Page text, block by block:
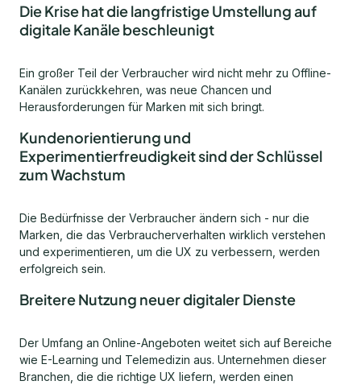
Die Krise hat die langfristige Umstellung auf
digitale Kanäle beschleunigt
Ein großer Teil der Verbraucher wird nicht mehr zu Offline-
Kanälen zurückkehren, was neue Chancen und
Herausforderungen für Marken mit sich bringt.
Kundenorientierung und
Experimentierfreudigkeit sind der Schlüssel
zum Wachstum
Die Bedürfnisse der Verbraucher ändern sich - nur die
Marken, die das Verbraucherverhalten wirklich verstehen
und experimentieren, um die UX zu verbessern, werden
erfolgreich sein.
Breitere Nutzung neuer digitaler Dienste
Der Umfang an Online-Angeboten weitet sich auf Bereiche
wie E-Learning und Telemedizin aus. Unternehmen dieser
Branchen, die die richtige UX liefern, werden einen